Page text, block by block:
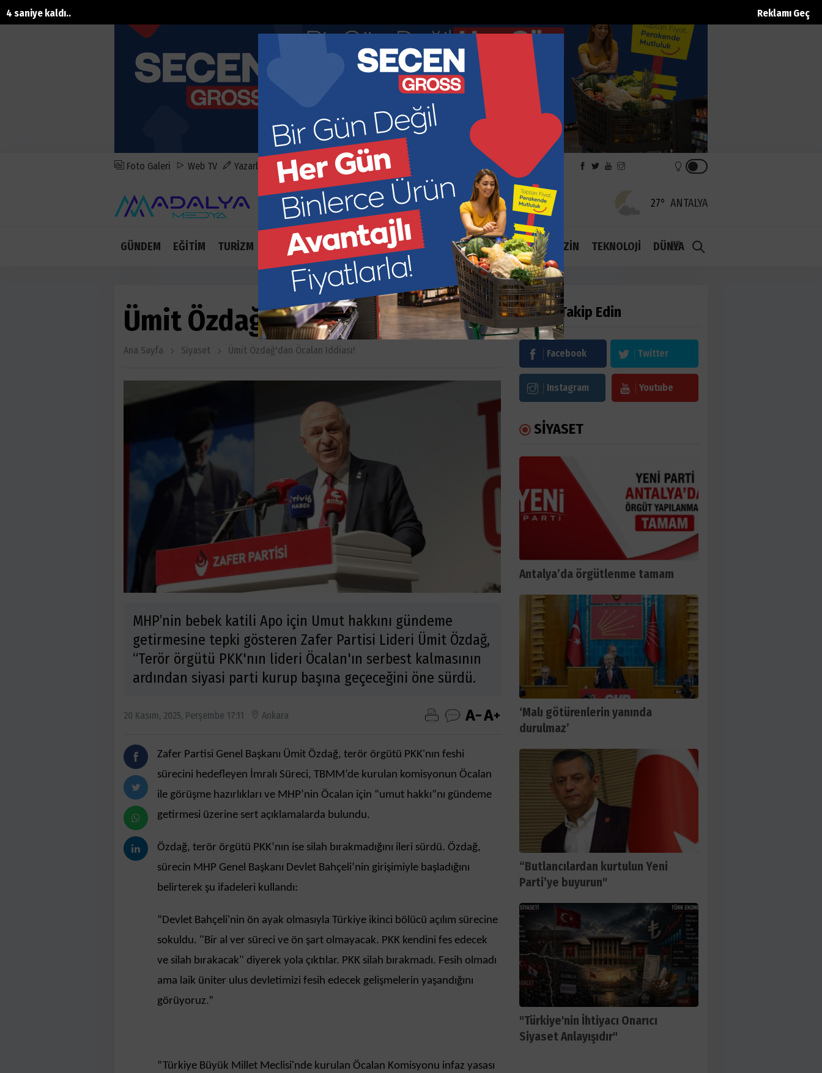
Reklamı Geç
3 saniye kaldı..
Foto Galeri Web TV Yazarlar Anketler Nöbetçi Eczaneler
DOLAR
44.895
EURO
52.8913
GR ALTIN
6966.2
ÇEYREK
4491.1
27° ANTALYA
GÜNDEM EĞİTİM TURİZM EKONOMİ KÜLTÜR SANAT SAĞLIK SPOR SİYASET MAGAZİN TEKNOLOJİ DÜNYA
Ümit Özdağ'dan Öcalan iddiası!
Ana Sayfa Siyaset Ümit Özdağ'dan Öcalan Iddiası!
MHP’nin bebek katili Apo için Umut hakkını gündeme
getirmesine tepki gösteren Zafer Partisi Lideri Ümit Özdağ,
“Terör örgütü PKK'nın lideri Öcalan'ın serbest kalmasının
ardından siyasi parti kurup başına geçeceğini öne sürdü.
20 Kasım, 2025, Perşembe 17:11 Ankara
Zafer Partisi Genel Başkanı Ümit Özdağ, terör örgütü PKK'nın feshi
sürecini hedefleyen İmralı Süreci, TBMM’de kurulan komisyonun Öcalan
ile görüşme hazırlıkları ve MHP’nin Öcalan için “umut hakkı”nı gündeme
getirmesi üzerine sert açıklamalarda bulundu.
Özdağ, terör örgütü PKK’nın ise silah bırakmadığını ileri sürdü. Özdağ,
sürecin MHP Genel Başkanı Devlet Bahçeli’nin girişimiyle başladığını
belirterek şu ifadeleri kullandı:
“Devlet Bahçeli'nin ön ayak olmasıyla Türkiye ikinci bölücü açılım sürecine
sokuldu. "Bir al ver süreci ve ön şart olmayacak. PKK kendini fes edecek
ve silah bırakacak" diyerek yola çıktılar. PKK silah bırakmadı. Fesih olmadı
ama laik üniter ulus devletimizi fesih edecek gelişmelerin yaşandığını
görüyoruz.”
“Türkiye Büyük Millet Meclisi'nde kurulan Öcalan Komisyonu infaz yasası
Bizi Takip Edin
Facebook Twitter
Instagram Youtube
SİYASET
Antalya’da örgütlenme tamam
‘Malı götürenlerin yanında
durulmaz’
“Butlancılardan kurtulun Yeni
Parti’ye buyurun"
"Türkiye'nin İhtiyacı Onarıcı
Siyaset Anlayışıdır"